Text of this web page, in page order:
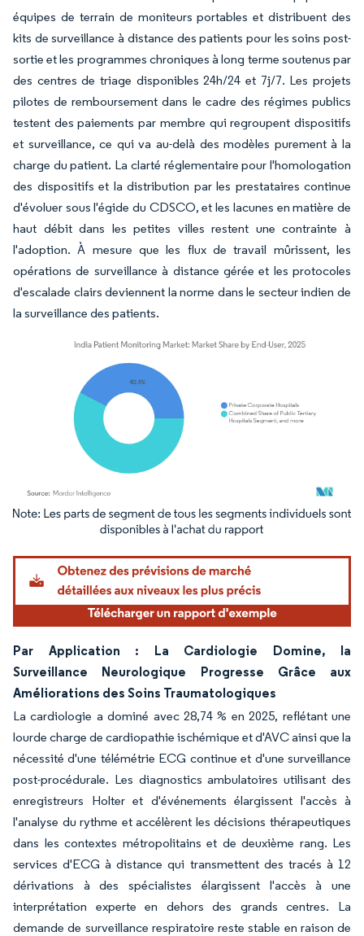
équipes de terrain de moniteurs portables et distribuent des
kits de surveillance à distance des patients pour les soins post-
sortie et les programmes chroniques à long terme soutenus par
des centres de triage disponibles 24h/24 et 7j/7. Les projets
pilotes de remboursement dans le cadre des régimes publics
testent des paiements par membre qui regroupent dispositifs
et surveillance, ce qui va au-delà des modèles purement à la
charge du patient. La clarté réglementaire pour l'homologation
des dispositifs et la distribution par les prestataires continue
d'évoluer sous l'égide du CDSCO, et les lacunes en matière de
haut débit dans les petites villes restent une contrainte à
l'adoption. À mesure que les flux de travail mûrissent, les
opérations de surveillance à distance gérée et les protocoles
d'escalade clairs deviennent la norme dans le secteur indien de
la surveillance des patients.
Image © Mordor Intelligence. La réutilisation nécessite une attribution sous CC BY
Par Application : La Cardiologie Domine, la
Surveillance Neurologique Progresse Grâce aux
Améliorations des Soins Traumatologiques
La cardiologie a dominé avec 28,74 % en 2025, reflétant une
lourde charge de cardiopathie ischémique et d'AVC ainsi que la
nécessité d'une télémétrie ECG continue et d'une surveillance
post-procédurale. Les diagnostics ambulatoires utilisant des
enregistreurs Holter et d'événements élargissent l'accès à
l'analyse du rythme et accélèrent les décisions thérapeutiques
dans les contextes métropolitains et de deuxième rang. Les
services d'ECG à distance qui transmettent des tracés à 12
dérivations à des spécialistes élargissent l'accès à une
interprétation experte en dehors des grands centres. La
demande de surveillance respiratoire reste stable en raison de